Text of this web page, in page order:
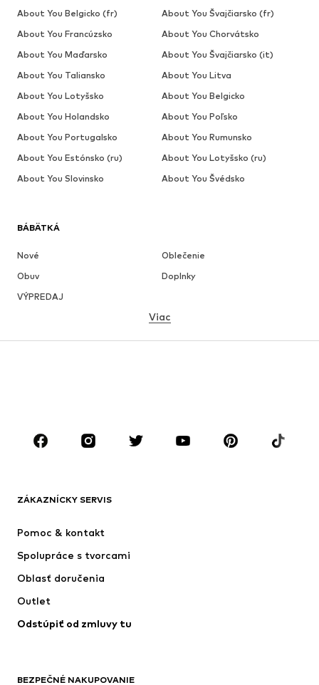
BÁBÄTKÁ
Nové
Oblečenie
Obuv
Doplnky
VÝPREDAJ
ZNAČKY
ADIDAS SPORTSWEAR
ADIDAS PERFORMANCE
Viac
ZÁKAZNÍCKY SERVIS
Pomoc & kontakt
Spolupráce s tvorcami
Oblasť doručenia
Outlet
Odstúpiť od zmluvy tu
BEZPEČNÉ NAKUPOVANIE
About You Belgicko (fr)
About You Švajčiarsko (fr)
About You Francúzsko
About You Chorvátsko
About You Maďarsko
About You Švajčiarsko (it)
About You Taliansko
About You Litva
About You Lotyšsko
About You Belgicko
About You Holandsko
About You Poľsko
About You Portugalsko
About You Rumunsko
About You Estónsko (ru)
About You Lotyšsko (ru)
About You Slovinsko
About You Švédsko